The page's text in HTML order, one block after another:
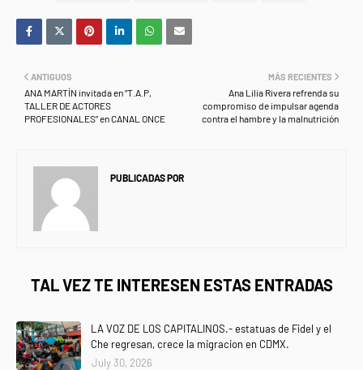
MÁS RECIENTES
Ana Lilia Rivera refrenda su
compromiso de impulsar agenda
contra el hambre y la malnutrición
ANTIGUOS
ANA MARTÍN invitada en “T.A.P,
TALLER DE ACTORES
PROFESIONALES” en CANAL ONCE
PUBLICADAS POR
TAL VEZ TE INTERESEN ESTAS ENTRADAS
LA VOZ DE LOS CAPITALINOS.- estatuas de Fidel y el
Che regresan, crece la migracion en CDMX.
July 30, 2026